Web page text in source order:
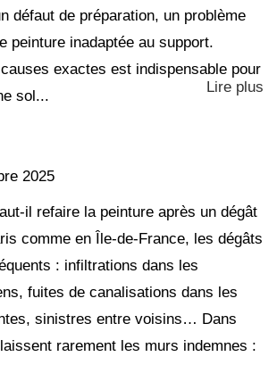
défaut de préparation, un problème
peinture inadaptée au support.
exactes est indispensable pour
sol...
Lire plus
2025
il refaire la peinture après un dégât
comme en Île-de-France, les dégâts
: infiltrations dans les
fuites de canalisations dans les
sinistres entre voisins… Dans
rarement les murs indemnes :